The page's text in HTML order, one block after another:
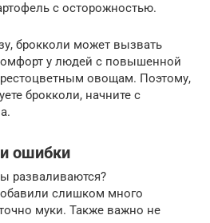
с осторожностью.
брокколи может вызвать
у людей с повышенной
овощам. Поэтому,
брокколи, начните с
ошибки
разваливаются?
слишком много
муки. Также важно не